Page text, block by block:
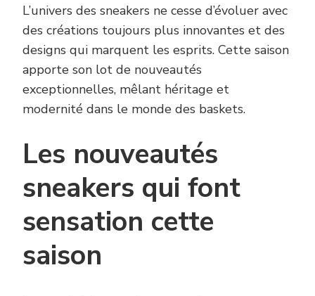
L’univers des sneakers ne cesse d’évoluer avec
des créations toujours plus innovantes et des
designs qui marquent les esprits. Cette saison
apporte son lot de nouveautés
exceptionnelles, mêlant héritage et
modernité dans le monde des baskets.
Les nouveautés
sneakers qui font
sensation cette
saison